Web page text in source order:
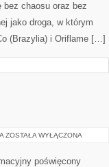
bez chaosu oraz bez
jako droga, w którym
(Brazylia) i Oriflame […]
SUROWCE
ZOSTAŁA WYŁĄCZONA
poświęcony